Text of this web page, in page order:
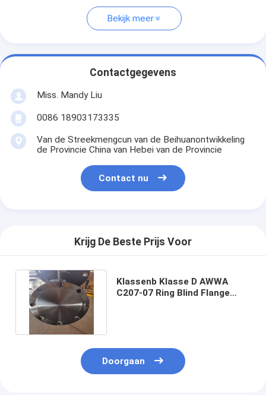
Bekijk meer
Contactgegevens
Miss. Mandy Liu
0086 18903173335
Van de Streekmengcun van de Beihuanontwikkeling
de Provincie China van Hebei van de Provincie
Contact nu
Krijg De Beste Prijs Voor
Klassenb Klasse D AWWA
C207-07 Ring Blind Flange
Doorgaan